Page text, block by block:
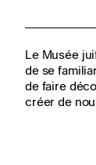
Le Musée
de se
de faire
créer de